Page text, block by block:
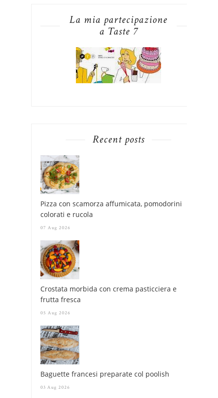
La mia partecipazione
a Taste 7
Recent posts
Pizza con scamorza affumicata, pomodorini
colorati e rucola
07 Aug 2026
Crostata morbida con crema pasticciera e
frutta fresca
05 Aug 2026
Baguette francesi preparate col poolish
03 Aug 2026